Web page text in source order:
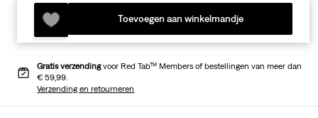
Toevoegen aan winkelmandje
Gratis verzendingvoor Red Tab™ Members of bestellingen van meer dan
€ 59,99.
Verzending en retourneren